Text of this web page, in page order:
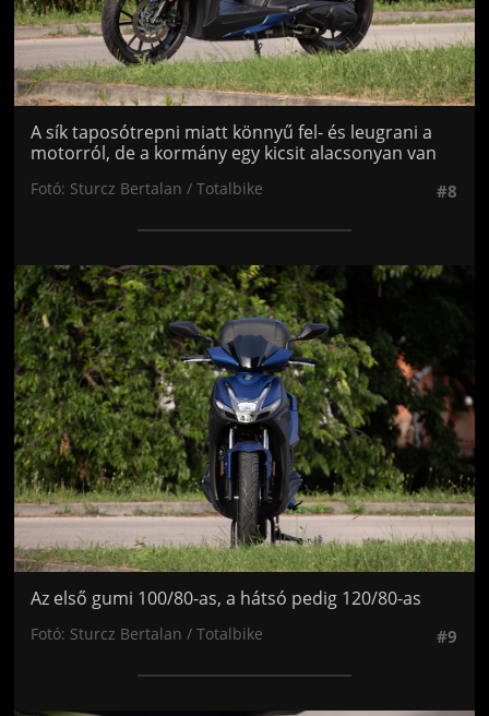
A sík taposótrepni miatt könnyű fel- és leugrani a
motorról, de a kormány egy kicsit alacsonyan van
Fotó: Sturcz Bertalan / Totalbike #8
Jön még kép!
Az első gumi 100/80-as, a hátsó pedig 120/80-as
Fotó: Sturcz Bertalan / Totalbike #9